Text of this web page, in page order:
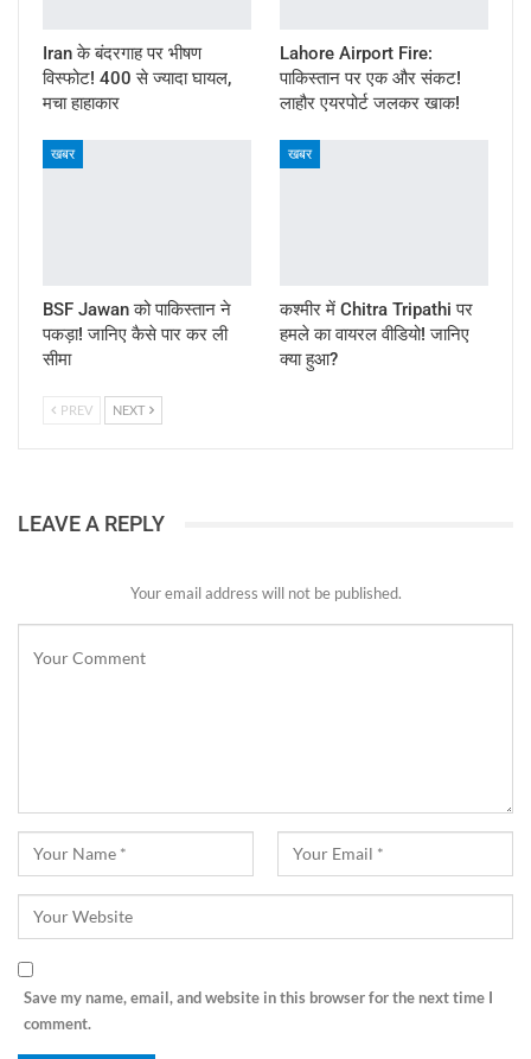
Iran के बंदरगाह पर भीषण
विस्फोट! 400 से ज्यादा घायल,
मचा हाहाकार
Lahore Airport Fire:
पाकिस्तान पर एक और संकट!
लाहौर एयरपोर्ट जलकर खाक!
खबर
BSF Jawan को पाकिस्तान ने
पकड़ा! जानिए कैसे पार कर ली
सीमा
खबर
कश्मीर में Chitra Tripathi पर
हमले का वायरल वीडियो! जानिए
क्या हुआ?
PREV NEXT
LEAVE A REPLY
Your email address will not be published.
Save my name, email, and website in this browser for the next time I
comment.